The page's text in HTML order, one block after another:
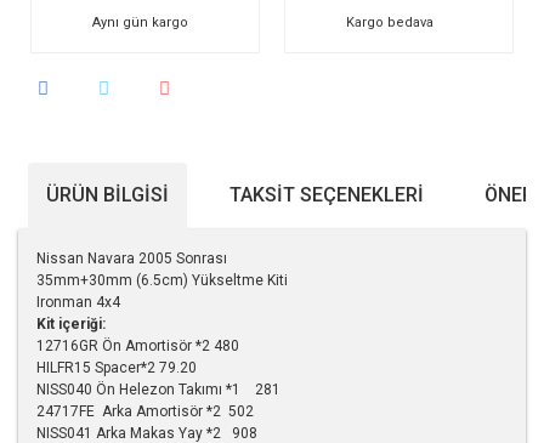
Aynı gün kargo Kargo bedava
ÜRÜN BILGISI TAKSIT SEÇENEKLERI
Nissan Navara 2005 Sonrası
35mm+30mm (6.5cm) Yükseltme Kiti
Ironman 4x4
Kit içeriği:
12716GR Ön Amortisör *2 480
HILFR15 Spacer*2 79.20
NISS040 Ön Helezon Takımı *1 281
24717FE Arka Amortisör *2 502
NISS041 Arka Makas Yay *2 908